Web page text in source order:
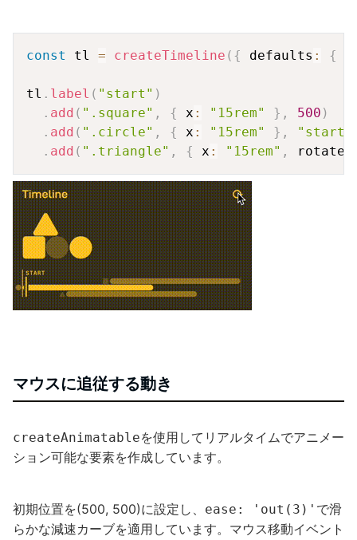
const tl = createTimeline ( { defaults : {
tl . label ( "start" )
. add ( ".square" , { x : "15rem" } , 500 )
. add ( ".circle" , { x : "15rem" } , "start"
. add ( ".triangle" , { x : "15rem" , rotate
Copy
マウスに追従する動き
createAnimatableを使用してリアルタイムでアニメー
ション可能な要素を作成しています。
初期位置を(500, 500)に設定し、 ease: 'out(3)' で滑
らかな減速カーブを適用しています。マウス移動イベント